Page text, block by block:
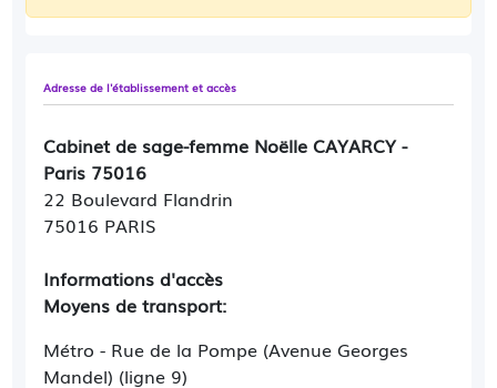
Adresse de l'établissement et accès
Cabinet de sage-femme Noëlle CAYARCY -
Paris 75016
22 Boulevard Flandrin
75016 PARIS
Informations d'accès
Moyens de transport:
Métro - Rue de la Pompe (Avenue Georges
Mandel) (ligne 9)